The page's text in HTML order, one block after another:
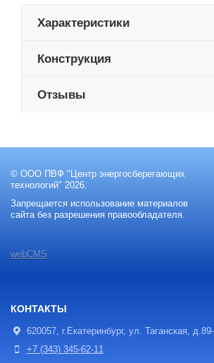
Характеристики
Конструкция
Отзывы
© ООО ПВФ "Центр энергосберегающих
технологий" 2026.
Запрещается использование материалов
сайта без разрешения правообладателя.
webCMS
КОНТАКТЫ
620057, г.Екатеринбург, ул. Таганская,
+7 (343) 345-62-11